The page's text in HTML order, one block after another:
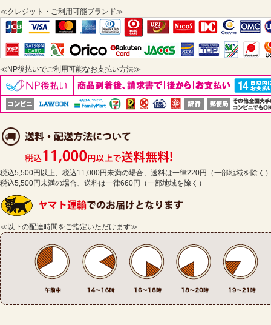
≪クレジット・ご利用可能ブランド≫
≪NP後払いでご利用可能なお支払い方法≫
税込5,500円以上、税込11,000円未満の場合、送料は一律220円（一部地域を除く
税込5,500円未満の場合、送料は一律660円（一部地域を除く）
≪以下の配達時間をご指定いただけます≫